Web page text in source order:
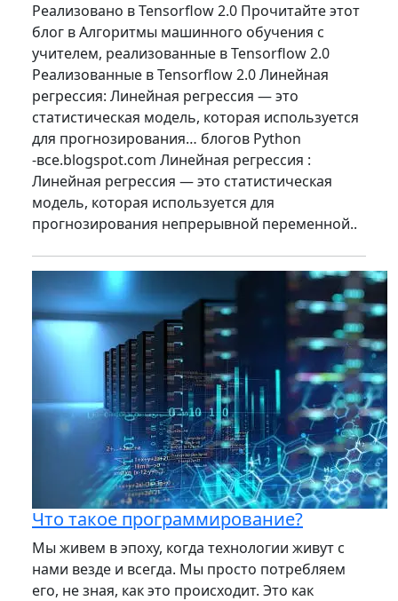
Реализовано в Tensorflow 2.0 Прочитайте этот
блог в Алгоритмы машинного обучения с
учителем, реализованные в Tensorflow 2.0
Реализованные в Tensorflow 2.0 Линейная
регрессия: Линейная регрессия — это
статистическая модель, которая используется
для прогнозирования… блогов Python
-все.blogspot.com Линейная регрессия :
Линейная регрессия — это статистическая
модель, которая используется для
прогнозирования непрерывной переменной..
Что такое программирование?
Мы живем в эпоху, когда технологии живут с
нами везде и всегда. Мы просто потребляем
его, не зная, как это происходит. Это как